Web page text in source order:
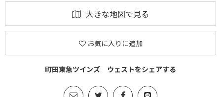
大きな地図で見る
お気に入りに追加
町田東急ツインズ ウェストをシェアする